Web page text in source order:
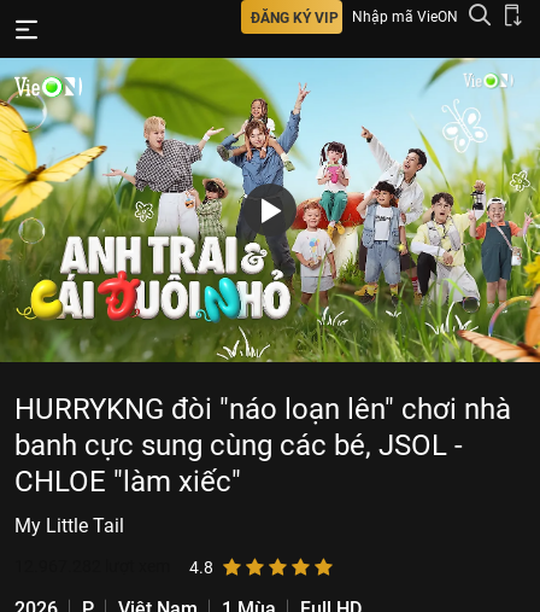
ĐĂNG KÝ VIP Nhập mã VieON
HURRYKNG đòi "náo loạn lên" chơi nhà
banh cực sung cùng các bé, JSOL -
CHLOE "làm xiếc"
My Little Tail
4.8